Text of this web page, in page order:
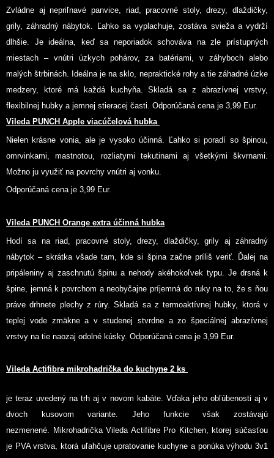
Zvládne aj nepriľnavé panvice, riad, pracovné stoly, drezy, dlaždičky,
grily, záhradný nábytok. Ľahko sa vyplachuje, zostáva svieža a vydrží
dlhšie. Je ideálna, keď sa neporiadok schováva na zle prístupných
miestach – vnútri úzkych pohárov, za batériami, v záhyboch alebo
malých štrbinách. Ideálna je na sklo, nepraktické rohy a tie záhadné úzke
medzery, ktoré má každá kuchyňa. Skladá sa z abrazívnej vrstvy,
flexibilnej hubky a jemnej stieracej časti. Odporúčaná cena je 3,99 Eur.
Vileda PUNCH Apple viacúčelová hubka
Nielen krásne vonia, ale je vysoko účinná. Ľahko si poradí so špinou,
omrvinkami, mastnotou, rozliatymi tekutinami aj všetkými škvrnami.
Možno ju využiť na povrchy vnútri aj vonku.
Odporúčaná cena je 3,99 Eur.
Vileda PUNCH Orange extra účinná hubka
Hodí sa na riad, pracovné stoly, drezy, dlaždičky, grily aj záhradný
nábytok – skrátka všade tam, kde si špina začne príliš veriť. Ďalej na
pripáleniny aj zaschnutú špinu a nehody akéhokoľvek typu. Je drsná k
špine, jemná k povrchom a neobyčajne príjemná do ruky na to, že s ňou
práve drhnete plechy z rúry. Skladá sa z termoaktívnej hubky, ktorá v
teplej vode zmäkne a v studenej stvrdne a zo špeciálnej abrazívnej
vrstvy na tie naozaj odolné kúsky. Odporúčaná cena je 3,99 Eur.
Vileda Actifibre mikrohadrička do kuchyne 2 ks
je teraz uvedený na trh aj v novom kabáte. Vďaka jeho obľúbenosti aj v
dvoch kusovom variante. Jeho funkcie však zostávajú
nezmenené. Mikrohadrička Vileda Actifibre Pro Kitchen, ktorej súčasťou
je PVA vrstva, ktorá uľahčuje upratovanie kuchyne a ponúka výhodu 3v1